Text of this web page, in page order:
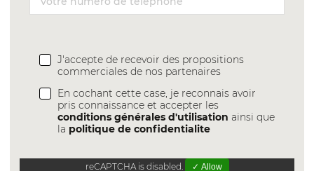
J'accepte de recevoir des propositions
commerciales de nos partenaires
En cochant cette case, je reconnais avoir
pris connaissance et accepter les
conditions générales d'utilisation ainsi que
la politique de confidentialite
reCAPTCHA is disabled. ✓ Allow